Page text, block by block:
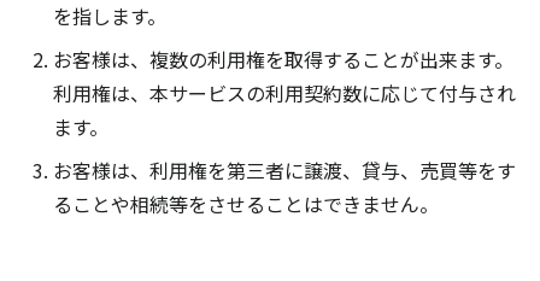
を指します。
お客様は、複数の利用権を取得することが出来ます。
利用権は、本サービスの利用契約数に応じて付与され
ます。
お客様は、利用権を第三者に譲渡、貸与、売買等をす
ることや相続等をさせることはできません。